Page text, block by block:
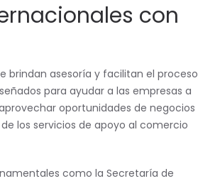
con
brindan asesoría y facilitan el proceso
para ayudar a las empresas a
oportunidades de negocios
los servicios de apoyo al comercio
como la Secretaría de